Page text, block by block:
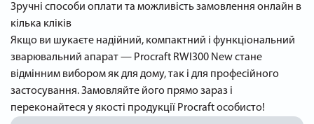
Зручні способи оплати та можливість замовлення онлайн в
кілька кліків
Якщо ви шукаєте надійний, компактний і функціональний
зварювальний апарат — Procraft RWI300 New стане
відмінним вибором як для дому, так і для професійного
застосування. Замовляйте його прямо зараз і
переконайтеся у якості продукції Procraft особисто!